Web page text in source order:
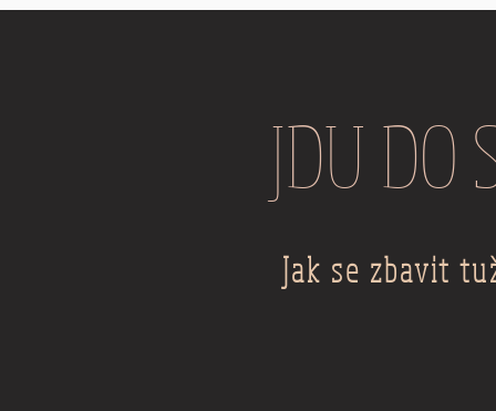
JDU DO
Jak se zbavit